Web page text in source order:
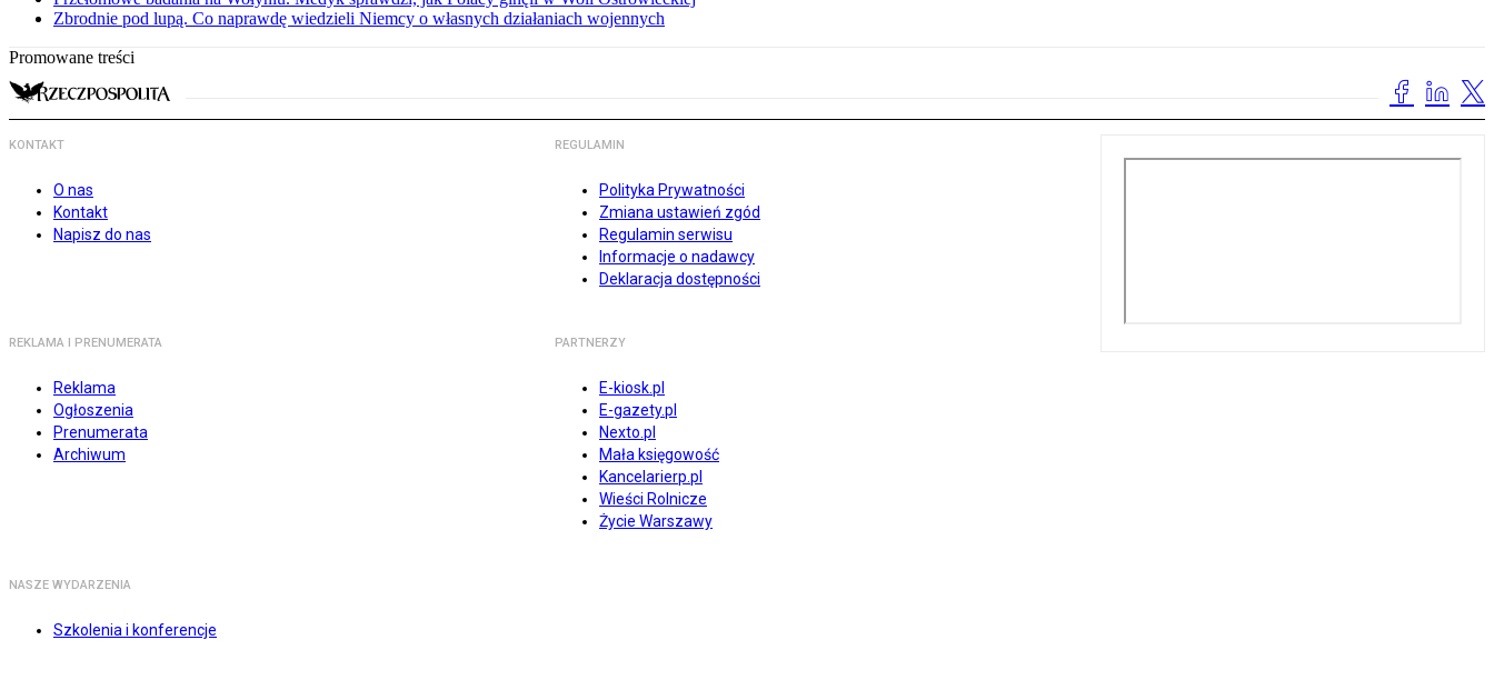
Zbrodnie pod lupą. Co naprawdę wiedzieli Niemcy o własnych działaniach wojennych
Promowane treści
KONTAKT
O nas
Kontakt
Napisz do nas
REGULAMIN
Polityka Prywatności
Zmiana ustawień zgód
Regulamin serwisu
Informacje o nadawcy
Deklaracja dostępności
REKLAMA I PRENUMERATA
Reklama
Ogłoszenia
Prenumerata
Archiwum
PARTNERZY
E-kiosk.pl
E-gazety.pl
Nexto.pl
Mała księgowość
Kancelarierp.pl
Wieści Rolnicze
Życie Warszawy
NASZE WYDARZENIA
Szkolenia i konferencje